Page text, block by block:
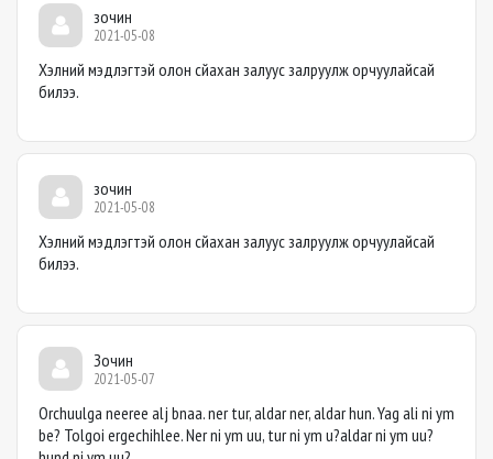
зочин
2021-05-08
Хэлний мэдлэгтэй олон сйахан залуус залруулж орчуулайсай
билээ.
зочин
2021-05-08
Хэлний мэдлэгтэй олон сйахан залуус залруулж орчуулайсай
билээ.
Зочин
2021-05-07
Orchuulga neeree alj bnaa. ner tur, aldar ner, aldar hun. Yag ali ni ym
be? Tolgoi ergechihlee. Ner ni ym uu, tur ni ym u?aldar ni ym uu?